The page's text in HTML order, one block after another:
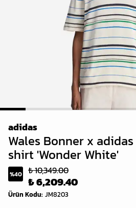
1 2 3 4 5
adidas
Wales Bonner x
shirt 'Wonder White'
%40 ₺ 10,349.00
₺ 6,209.40
Ürün Kodu: JM8203